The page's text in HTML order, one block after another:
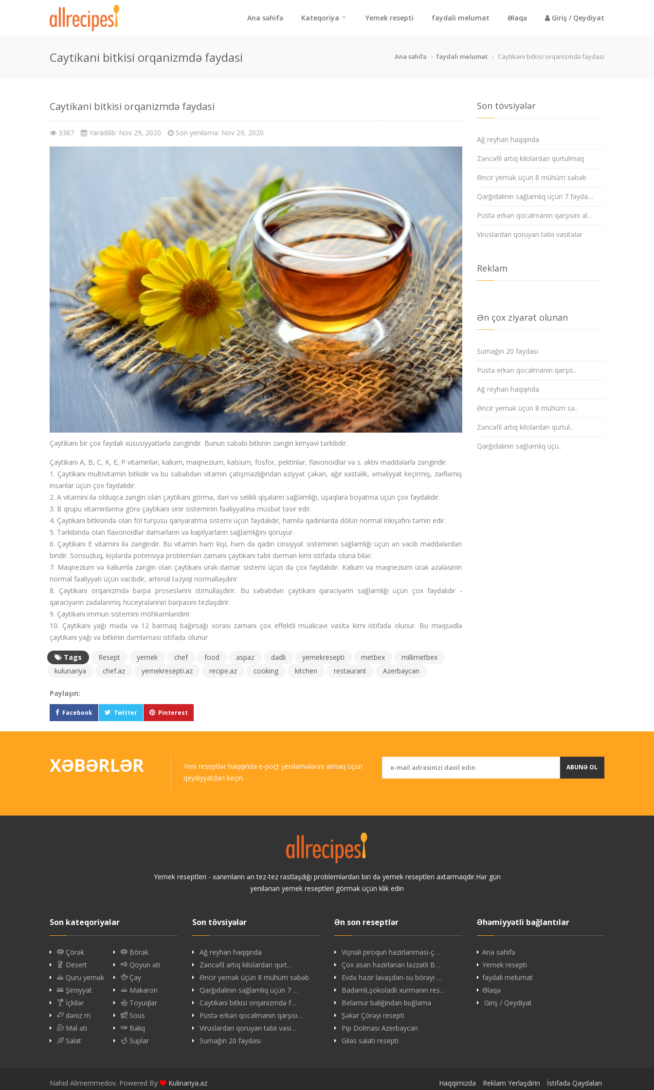
Ana səhifə Kateqoriya Yemek resepti faydali melumat Əlaqə Giriş / Qeydiyat
Caytikani bitkisi orqanizmdə faydasi Ana səhifə faydali melumat Caytikani bitkisi orqanizmdə faydasi
Caytikani bitkisi orqanizmdə faydasi
3387 Yaradilib: Nov 29, 2020 Son yeniləmə: Nov 29, 2020
Çaytikanı bir çox faydalı xüsusiyyətlərlə zəngindir. Bunun səbəbi bitkinin zəngin kimyəvi tərkibdir.
Çaytikanı A, B, C, K, E, P vitaminlər, kalium, maqnezium, kalsium, fosfor, pektinlər, flavonoidlər və s. aktiv maddələrlə zəngindir.
1. Çaytikanı multivitamin bitkidir və bu səbəbdən vitamin çatışmazlığından əziyyət çəkən, ağır xəstəlik, əməliyyat keçirmiş, zəifləmiş
insanlar üçün çox faydalıdır.
2. A vitamini ilə olduqca zəngin olan çaytikanı görmə, dəri və selikli qişaların sağlamlığı, uşaqlara boyatma üçün çox faydalıdır.
3. B qrupu vitaminlərinə görə çaytikanı sinir sisteminin fəaliyyətinə müsbət təsir edir.
4. Çaytikanı bitkisində olan fol turşusu qanyaratma sistemi üçün faydalıdır, hamilə qadınlarda dölün normal inkişafını təmin edir.
5. Tərkibində olan flavonoidlər damarların və kapilyarların sağlamlığını qoruyur.
6. Çaytikanı E vitamini ilə zəngindir. Bu vitamin həm kişi, həm də qadın cinsiyyət sisteminin sağlamlığı üçün ən vacib maddələrdən
biridir. Sonsuzluq, kişilərdə potensiya problemləri zamanı çaytikanı təbii dərman kimi istifadə oluna bilər.
7. Maqnezium və kaliumla zəngin olan çaytikanı ürək-damar sistemi üçün də çox faydalıdır. Kalium və maqnezium ürək əzələsinin
normal fəaliyyəti üçün vacibdir, arterial təzyiqi normallaşdırır.
8. Çaytikanı orqanizmdə bərpa proseslərini stimullaşdırır. Bu səbəbdən çaytikanı qaraciyərin sağlamlığı üçün çox faydalıdır -
qaraciyərin zədələnmiş hüceyrələrinin bərpasını tezləşdirir.
9. Çaytikanı immun sistemini möhkəmləndirir.
10. Çaytikanı yağı mədə və 12 barmaq bağırsağı xorası zamanı çox effektli müalicəvi vasitə kimi istifadə olunur. Bu məqsədlə
çaytikanı yağı və bitkinin dəmləməsi istifadə olunur
Tags Resept yemek chef food aspaz dadli yemekresepti metbex
millimetbex
kulunariya
chef.az yemekresepti.az recipe.az cooking kitchen restaurant Azerbaycan
Paylaşın:
Facebook Twitter Pinterest
Son tövsiyələr
Ağ reyhan haqqında
Zəncəfil artıq kilolardan qurtulmaq
Əncir yemək üçün 8 mühüm səbəb
Qarğıdalının sağlamlıq üçün 7 fayda…
Püstə erkən qocalmanın qarşısını al…
Viruslardan qoruyan təbii vasitələr
Reklam
Ən çox ziyarət olunan
Sumağın 20 faydası
Püstə erkən qocalmanın qarşıs..
Ağ reyhan haqqında
Əncir yemək üçün 8 mühüm sə..
Zəncəfil artıq kilolardan qurtul..
Qarğıdalının sağlamlıq üçü..
XƏBƏRLƏR
Yeni reseptlər haqqında e-poçt yeniləmələrini almaq üçün
qeydiyyatdan keçin.
ABUNƏ OL
Yemek reseptleri - xanımların ən tez-tez rastlaşdığı problemlərdən biri də yemek reseptleri axtarmaqdır.Hər gün
yenilənən yemek reseptleri görmək üçün klik edin
Son kateqoriyalar
Çörək
Börək
Desert
Qoyun əti
Quru yemək
Çay
Şirniyyat
Makaron
İçkilər
Toyuqlar
dəniz m
Sous
Mal əti
Balıq
Salat
Suplar
Son tövsiyələr
Ağ reyhan haqqında
Zəncəfil artıq kilolardan qurt…
Əncir yemək üçün 8 mühüm səbəb
Qarğıdalının sağlamlıq üçün 7 …
Caytikani bitkisi orqanizmdə f…
Püstə erkən qocalmanın qarşısı…
Viruslardan qoruyan təbii vasi…
Sumağın 20 faydası
Ən son reseptlər
Vişnəli piroqun hazirlanmasi-ç…
Çox asan hazirlanan ləzzətli B…
Evdə hazir lavaşdan-su börəyi …
Badamli,şokoladlı xurmanın res…
Belamur baliğindan buğlama
Şəkər Çörəyi resepti
Pip Dolması Azerbaycan
Gilas salati resepti
Əhəmiyyətli bağlantılar
Ana səhifə
Yemek resepti
faydali melumat
Əlaqə
Giriş / Qeydiyat
Nahid Alimemmedov. Powered By Kulinariya.az Haqqimizda Reklam Yerləşdirin İstifadə Qaydaları